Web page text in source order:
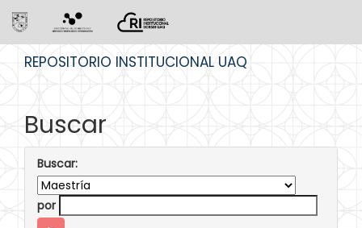
REPOSITORIO INSTITUCIONAL UAQ
Buscar
Buscar:
por